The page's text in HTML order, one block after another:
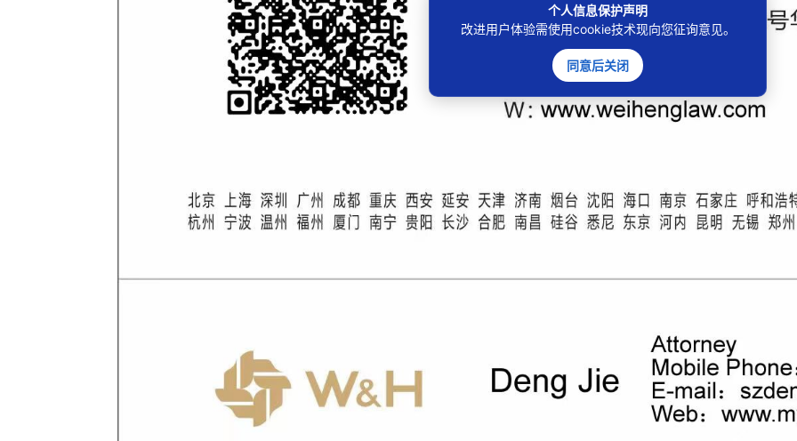
个人信息保护声明
改进用户体验需使用cookie技术现向您征询意见。
同意后关闭